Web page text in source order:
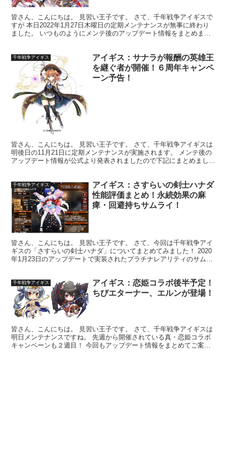
皆さん、こんにちは。 見習い王子です。 さて、千年戦争アイギスで
すが 本日2022年1月27日木曜日の定期メンテナンスが無事に終わり
ました。 いつものようにメンテ後のアップデート情報をまとめまし
千年戦争アイギス
アイギス：サナラが報酬の英雄王
を継ぐ者が開催！６周年キャンペ
ーン予告！
皆さん、こんにちは。 見習い王子です。 さて、千年戦争アイギスは
明後日の11月21日に定期メンテナンスが実施されます。 メンテ後の
アップデート情報が公式より発表されましたので下記にまとめまし
千年戦争アイギス
アイギス：さすらいの剣士ハナダ
性能評価まとめ！永続効果の麻
痺・回避持ちサムライ！
皆さん、こんにちは。 見習い王子です。 さて、今回は千年戦争アイ
ギスの「さすらいの剣士ハナダ」についてまとめてみました！ 2020
年1月23日のアップデートで実装されたプラチナレアリティのサムラ
千年戦争アイギス
アイギス：恋姫コラボ後半予定！
ちびエターナー、エルンが登場！
皆さん、こんにちは。 見習い王子です。 さて、千年戦争アイギスは
明日メンテナンスですね。 先週から開催されている真・恋姫コラボ
キャンペーンも２週目！ 今回もアップデート情報をまとめてご案内